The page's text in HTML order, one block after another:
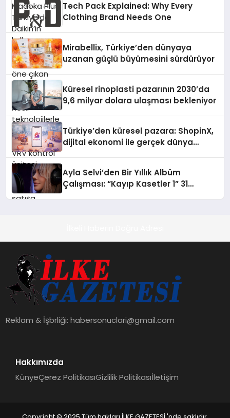
teknolojilerle donatılmış son modeli
VRV kontrol ünitesi Madoka Plus
Türkiye’de satışa sunuldu. Tam
dokunmatik ekranı, mobil uygulama
desteği ve akıllı sensör entegrasyonu
sayesinde iklimlendirme sistemlerinin
yönetimini daha kolay, konforlu ve
verimli hale getiriyor. Enerji
verimliliğini artırırken modern yaşam
Tech Pack Explained: Why Every
Clothing Brand Needs One
Mirabellix, Türkiye’den dünyaya
uzanan güçlü büyümesini sürdürüyor
Küresel rinoplasti pazarının 2030’da
9,6 milyar dolara ulaşması bekleniyor
Türkiye’den küresel pazara: ShopinX,
dijital ekonomi ile gerçek dünya
Ayla Selvi’den Bir Yıllık Albüm
Çalışması: “Kayıp Kasetler 1” 31
Reklam & İşbrliği:habersonuclari@gmail.com
Hakkımızda
KünyeÇerez PolitikasıGizlilik Politikasıİletişim